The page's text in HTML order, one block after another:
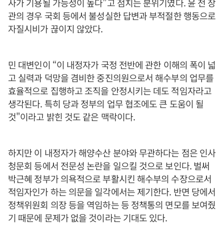
관의 경우 국회 등에서 불성실한 답변과 부적절한 행동으로
자질시비가 끊이지 않았다.
민 대변인이 “이 내정자가 국정 전반에 관한 이해의 폭이 넓
고 실력과 덕망을 겸비한 중진의원으로서 해수부의 업무를
효율적으로 집행하고 조직을 안정시키는 데도 적임자라고
생각된다. 특히 당과 정부의 업무 협조에도 큰 도움이 될
것"이라고 밝힌 것도 같은 맥락이다.
하지만 이 내정자가 해양수산 분야와 무관하다는 점은 인사
청문회 등에서 전문성 논란을 일으킬 것으로 보인다. 벌써
박근혜 정부가 의욕적으로 부활시킨 해수부의 수장으로서
적임자인가 하는 의문을 일각에서는 제기한다. 반면 당에서
정책위원회 의장 등을 역임하는 등 정책통의 면모를 보여줬
기 때문에 문제가 없을 것이라는 기대도 있다.